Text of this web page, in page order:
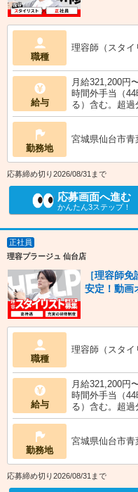
職種
理容師（スタイ
給与
月給321,200円
時間外手当（
る）含む。超
勤務地
宮城県仙台市青
応募締め切り2026/08/31まで
応募画面へ進む
かんたん3ステップ！
正社員
理容プラージュ 仙台店
［理容師
安定！動画
職種
理容師（スタイ
給与
月給321,200円
時間外手当（
る）含む。超
勤務地
宮城県仙台市青
応募締め切り2026/08/31まで